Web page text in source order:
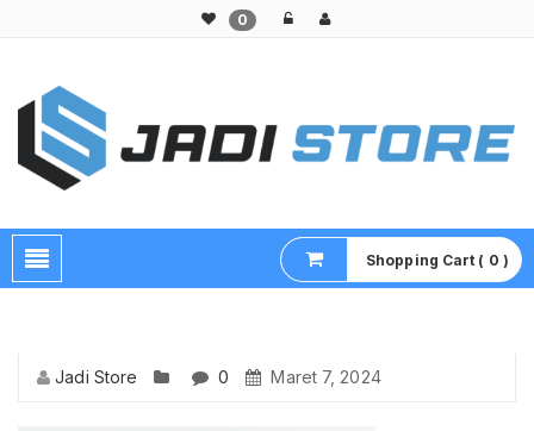
0
Shopping Cart ( 0 )
Jadi Store 0 Maret 7, 2024